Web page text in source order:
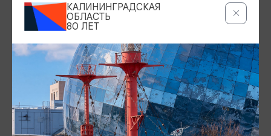
«КАРТА ГОСТЯ»
ПОДРОБНЕЕ
АДРЕС
Литовский Вал, 21д,
Показать на карте
СКИДКА
Подарок
КАЛИНИНГРАДСКАЯ
ОБЛАСТЬ
80 ЛЕТ